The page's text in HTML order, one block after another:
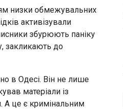
низки обмежувальних
активізували
збурюють паніку
закликають до
в Одесі. Він не лише
матеріали із
А це є кримінальним